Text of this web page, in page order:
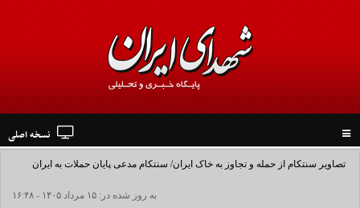
navigation
نسخه اصلی
تصاویر سنتکام از حمله و تجاوز به خاک ایران/ سنتکام مدعی پایان حملات به ایران
شد+فیلم به روز شده در: ۱۵ مرداد ۱۴۰۵ - ۱۶:۴۸